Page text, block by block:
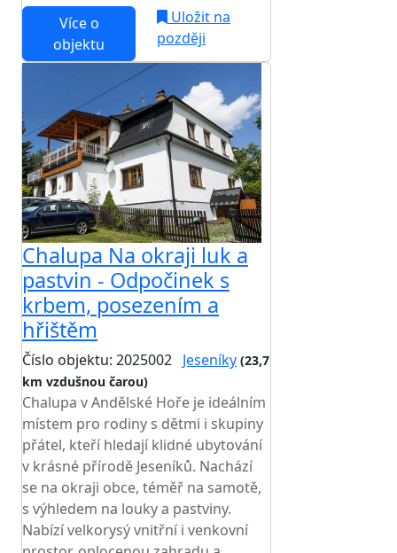
Více o
objektu
Uložit na
později
Chalupa Na okraji luk a
pastvin - Odpočinek s
krbem, posezením a
hřištěm
Číslo objektu: 2025002 Jeseníky (23,7
km vzdušnou čarou)
Chalupa v Andělské Hoře je ideálním
místem pro rodiny s dětmi i skupiny
přátel, kteří hledají klidné ubytování
v krásné přírodě Jeseníků. Nachází
se na okraji obce, téměř na samotě,
s výhledem na louky a pastviny.
Nabízí velkorysý vnitřní i venkovní